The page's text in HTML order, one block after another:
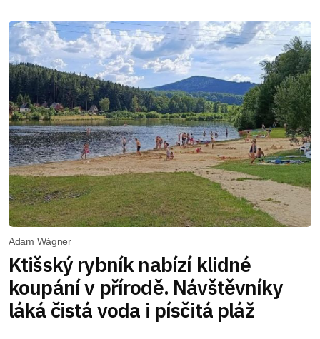
Adam Wágner
Ktišský rybník nabízí klidné
koupání v přírodě. Návštěvníky
láká čistá voda i písčitá pláž